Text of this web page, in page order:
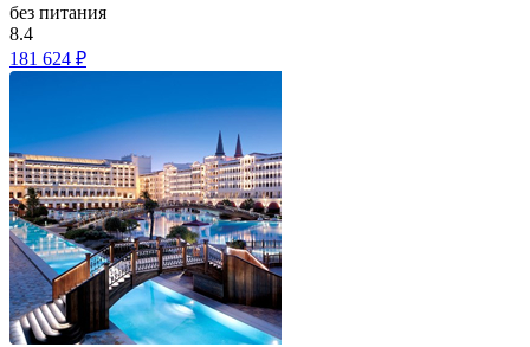
без питания
8.4
181 624 ₽